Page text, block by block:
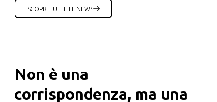
SCOPRI TUTTE LE NEWS
Non è una
corrispondenza, ma una